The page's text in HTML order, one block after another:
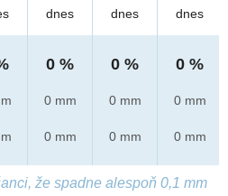
dnes
0 %
0 mm
0 mm
dnes
0 %
0 mm
0 mm
dnes
0 %
0 mm
0 mm
že spadne alespoň 0,1 mm